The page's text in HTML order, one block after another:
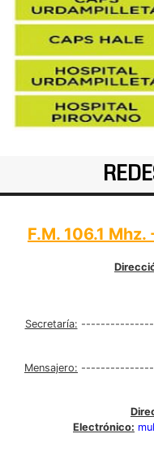
F.M. 106.1
Secretaría:
Mensajero:
Electrónico: